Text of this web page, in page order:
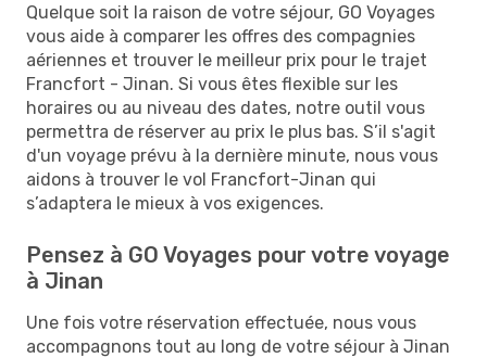
Quelque soit la raison de votre séjour, GO Voyages
vous aide à comparer les offres des compagnies
aériennes et trouver le meilleur prix pour le trajet
Francfort - Jinan. Si vous êtes flexible sur les
horaires ou au niveau des dates, notre outil vous
permettra de réserver au prix le plus bas. S’il s'agit
d'un voyage prévu à la dernière minute, nous vous
aidons à trouver le vol Francfort-Jinan qui
s’adaptera le mieux à vos exigences.
Pensez à GO Voyages pour votre voyage
à Jinan
Une fois votre réservation effectuée, nous vous
accompagnons tout au long de votre séjour à Jinan